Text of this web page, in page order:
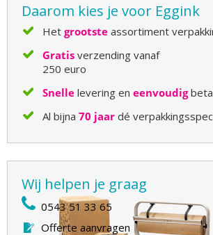
Daarom kies je voor Eggink
Het grootste assortiment
Gratis verzending vanaf
250 euro
Snelle levering en eenvoudig
Al bijna 70 jaar dé
Wij helpen je graag
0543 51 33 65
Offerte aanvragen